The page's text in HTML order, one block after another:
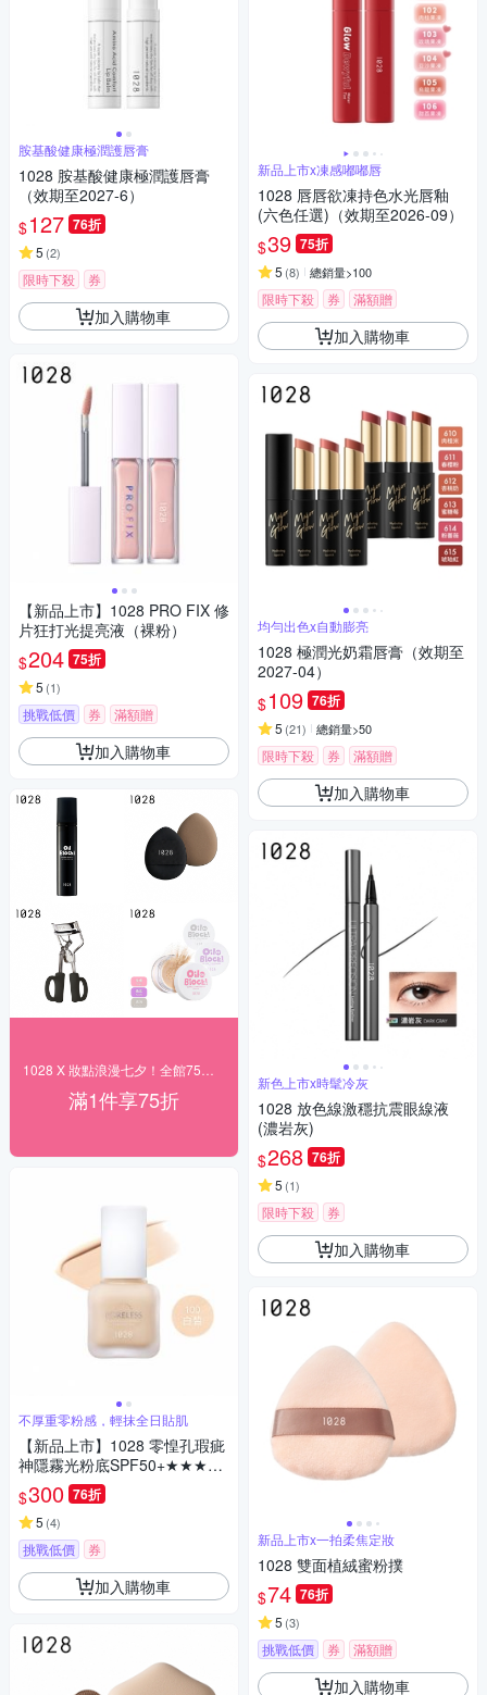
胺基酸健康極潤護唇膏
1028 胺基酸健康極潤護唇膏
（效期至2027-6）
$127 76折
5 (2)
限時下殺 券
加入購物車
【新品上市】1028 PRO FIX 修
片狂打光提亮液（裸粉）
$204 75折
5 (1)
挑戰低價 券 滿額贈
加入購物車
滿1件享75折
不厚重零粉感，輕抹全日貼肌
【新品上市】1028 零惶孔瑕疵
神隱霧光粉底SPF50+★★★
（三色任選）
$300 76折
5 (4)
挑戰低價 券
加入購物車
新品上市x凍感嘟嘟唇
1028 唇唇欲凍持色水光唇釉
(六色任選)（效期至2026-09）
$39 75折
5 (8) 總銷量>100
限時下殺 券 滿額贈
加入購物車
均勻出色x自動膨亮
1028 極潤光奶霜唇膏（效期至
2027-04）
$109 76折
5 (21) 總銷量>50
限時下殺 券 滿額贈
加入購物車
新色上市x時髦冷灰
1028 放色線激穩抗震眼線液
(濃岩灰)
$268 76折
5 (1)
限時下殺 券
加入購物車
新品上市x一拍柔焦定妝
1028 雙面植絨蜜粉撲
$74 76折
5 (3)
挑戰低價 券 滿額贈
加入購物車